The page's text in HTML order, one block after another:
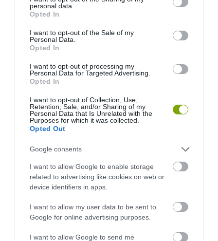
grant or deny consent to Google and its third-party tags to
use your data for below specified purposes in below Google
consent section.
personal data.
Opted In
I want to opt-out of the Sale of my
Personal Data.
Opted In
I want to opt-out of processing my
Personal Data for Targeted Advertising.
Opted In
I want to opt-out of Collection, Use,
Retention, Sale, and/or Sharing of my
Personal Data that Is Unrelated with the
Purposes for which it was collected.
Opted Out
Google consents
I want to allow Google to enable storage
related to advertising like cookies on web or
device identifiers in apps.
I want to allow my user data to be sent to
Google for online advertising purposes.
I want to allow Google to send me